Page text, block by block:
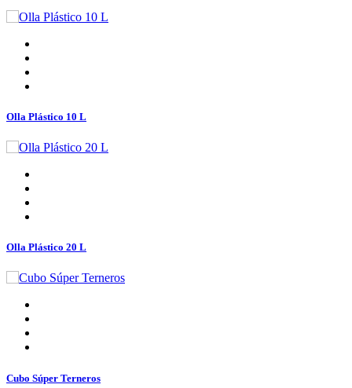
Olla Plástico 10 L
Olla Plástico 20 L
Cubo Súper Terneros